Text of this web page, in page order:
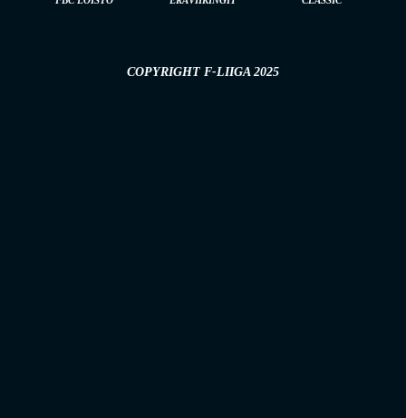
COPYRIGHT F-LIIGA 2025